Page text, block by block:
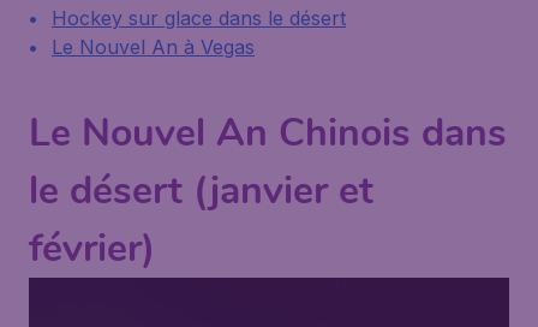
Hockey sur glace dans le désert
Le Nouvel An à Vegas
Le Nouvel An Chinois dans
le désert (janvier et
février)